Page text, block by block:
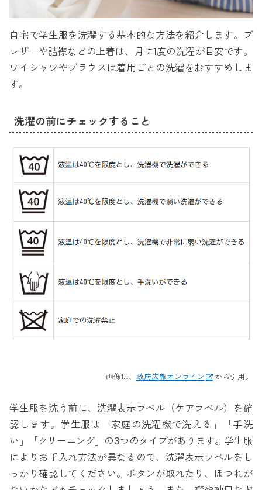
自宅で学生服を洗濯する基本的な方法を紹介します。ブ
レザーや詰襟などの上着は、月に1度の洗濯が目安です。
ワイシャツやブラウスは着用ごとの洗濯をおすすめしま
す。
洗濯の前にチェックすること
画像は、 政府広報オンライン から引用。
学生服を洗う前に、洗濯表示ラベル（ケアラベル）を確
認します。学生服は「家庭の洗濯機で洗える」「手洗
い」「クリーニング」の3つのタイプがあります。学生服
によりお手入れ方法が異なるので、洗濯表示ラベルをし
っかり確認してください。ボタンが取れたり、ほつれが